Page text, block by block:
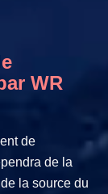
WR
de
de la
la source du